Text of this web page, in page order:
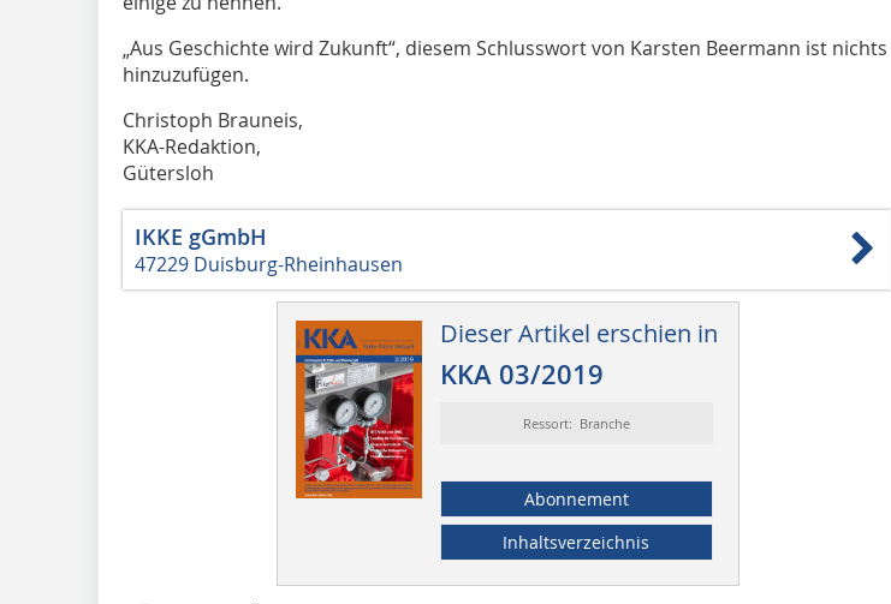
„Aus Geschichte wird Zukunft“, diesem Schlusswort von Karsten Beermann ist nichts
hinzuzufügen.
Christoph Brauneis,
KKA-Redaktion,
Gütersloh
IKKE gGmbH
47229 Duisburg-Rheinhausen
Dieser Artikel erschien in
KKA 03/2019
Ressort: Branche
Abonnement
Inhaltsverzeichnis